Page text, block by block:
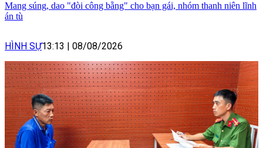
Mang súng, dao "đòi công bằng" cho bạn gái, nhóm thanh niên lĩnh
án tù
HÌNH SỰ13:13 08/08/2026